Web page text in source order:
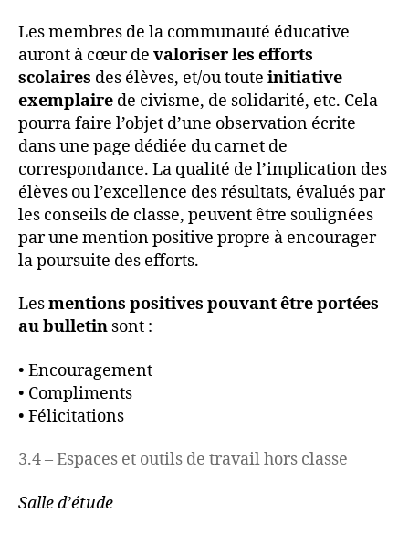
Les membres de la communauté éducative
auront à cœur de valoriser les efforts
scolaires des élèves, et/ou toute initiative
exemplaire de civisme, de solidarité, etc. Cela
pourra faire l’objet d’une observation écrite
dans une page dédiée du carnet de
correspondance. La qualité de l’implication des
élèves ou l’excellence des résultats, évalués par
les conseils de classe, peuvent être soulignées
par une mention positive propre à encourager
la poursuite des efforts.
Lesmentions positives pouvant être portées
au bulletin sont :
• Encouragement
• Compliments
• Félicitations
3.4 – Espaces et outils de travail hors classe
Salle d’étude